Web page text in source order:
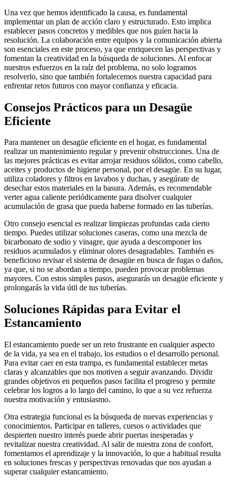
Una vez que hemos identificado la causa, es fundamental
implementar un plan de acción claro y estructurado. Esto implica
establecer pasos concretos y medibles que nos guíen hacia la
resolución. La colaboración entre equipos y la comunicación abierta
son esenciales en este proceso, ya que enriquecen las perspectivas y
fomentan la creatividad en la búsqueda de soluciones. Al enfocar
nuestros esfuerzos en la raíz del problema, no solo logramos
resolverlo, sino que también fortalecemos nuestra capacidad para
enfrentar retos futuros con mayor confianza y eficacia.
Consejos Prácticos para un Desagüe
Eficiente
Para mantener un desagüe eficiente en el hogar, es fundamental
realizar un mantenimiento regular y prevenir obstrucciones. Una de
las mejores prácticas es evitar arrojar residuos sólidos, como cabello,
aceites y productos de higiene personal, por el desagüe. En su lugar,
utiliza coladores y filtros en lavabos y duchas, y asegúrate de
desechar estos materiales en la basura. Además, es recomendable
verter agua caliente periódicamente para disolver cualquier
acumulación de grasa que pueda haberse formado en las tuberías.
Otro consejo esencial es realizar limpiezas profundas cada cierto
tiempo. Puedes utilizar soluciones caseras, como una mezcla de
bicarbonato de sodio y vinagre, que ayuda a descomponer los
residuos acumulados y eliminar olores desagradables. También es
beneficioso revisar el sistema de desagüe en busca de fugas o daños,
ya que, si no se abordan a tiempo, pueden provocar problemas
mayores. Con estos simples pasos, asegurarás un desagüe eficiente y
prolongarás la vida útil de tus tuberías.
Soluciones Rápidas para Evitar el
Estancamiento
El estancamiento puede ser un reto frustrante en cualquier aspecto
de la vida, ya sea en el trabajo, los estudios o el desarrollo personal.
Para evitar caer en esta trampa, es fundamental establecer metas
claras y alcanzables que nos motiven a seguir avanzando. Dividir
grandes objetivos en pequeños pasos facilita el progreso y permite
celebrar los logros a lo largo del camino, lo que a su vez refuerza
nuestra motivación y entusiasmo.
Otra estrategia funcional es la búsqueda de nuevas experiencias y
conocimientos. Participar en talleres, cursos o actividades que
despierten nuestro interés puede abrir puertas inesperadas y
revitalizar nuestra creatividad. Al salir de nuestra zona de confort,
fomentamos el aprendizaje y la innovación, lo que a habitual resulta
en soluciones frescas y perspectivas renovadas que nos ayudan a
superar cualquier estancamiento.